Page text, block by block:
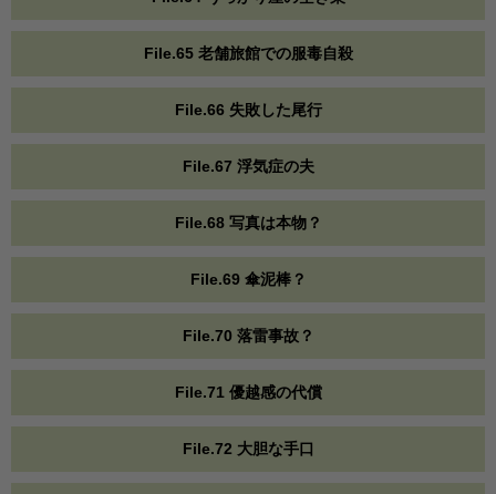
File.65 老舗旅館での服毒自殺
File.66 失敗した尾行
File.67 浮気症の夫
File.68 写真は本物？
File.69 傘泥棒？
File.70 落雷事故？
File.71 優越感の代償
File.72 大胆な手口